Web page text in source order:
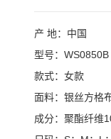
产 地：中国
型号：
款式：女款
面料：银丝方格
成分：聚酯纤维